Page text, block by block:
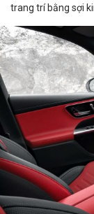
trang trí bằng sợi